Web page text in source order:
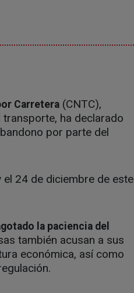
Carretera (CNTC),
ha declarado
por parte del
24 de diciembre de este
la paciencia del
también acusan a sus
económica, así como